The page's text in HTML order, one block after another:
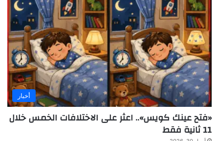
أخبار
«فتح عينك كويس».. اعثر على الاختلافات الخمس خلال
11 ثانية فقط